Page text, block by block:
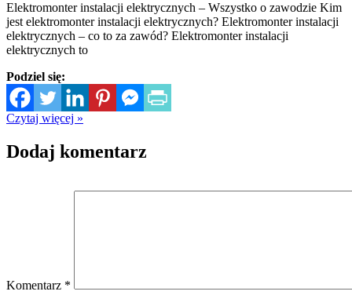
Elektromonter instalacji elektrycznych – Wszystko o zawodzie Kim
jest elektromonter instalacji elektrycznych? Elektromonter instalacji
elektrycznych – co to za zawód? Elektromonter instalacji
elektrycznych to
Podziel się:
Czytaj więcej »
Dodaj komentarz
Komentarz *